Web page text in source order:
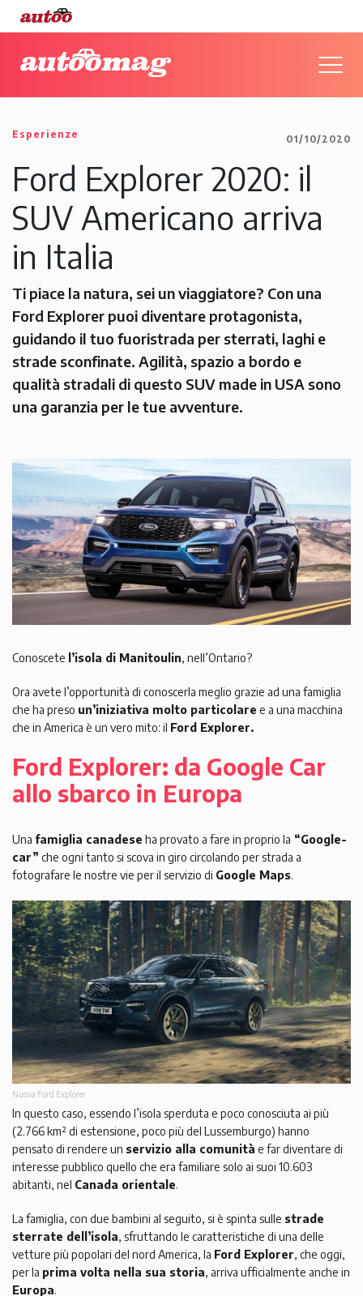
Esperienze 01/10/2020
Ford Explorer 2020: il
SUV Americano arriva
in Italia
Ti piace la natura, sei un viaggiatore? Con una
Ford Explorer puoi diventare protagonista,
guidando il tuo fuoristrada per sterrati, laghi e
strade sconfinate. Agilità, spazio a bordo e
qualità stradali di questo SUV made in USA sono
una garanzia per le tue avventure.
Conoscete l’isola di Manitoulin, nell’Ontario?
Ora avete l’opportunità di conoscerla meglio grazie ad una famiglia
che ha preso un’iniziativa molto particolare e a una macchina
che in America è un vero mito: il Ford Explorer.
Ford Explorer: da Google Car
allo sbarco in Europa
Una famiglia canadese ha provato a fare in proprio la “Google-
car” che ogni tanto si scova in giro circolando per strada a
fotografare le nostre vie per il servizio di Google Maps.
Nuova Ford Explorer
In questo caso, essendo l’isola sperduta e poco conosciuta ai più
(2.766 km² di estensione, poco più del Lussemburgo) hanno
pensato di rendere un servizio alla comunità e far diventare di
interesse pubblico quello che era familiare solo ai suoi 10.603
abitanti, nel Canada orientale.
La famiglia, con due bambini al seguito, si è spinta sulle strade
sterrate dell’isola, sfruttando le caratteristiche di una delle
vetture più popolari del nord America, la Ford Explorer, che oggi,
per la prima volta nella sua storia, arriva ufficialmente anche in
Europa.